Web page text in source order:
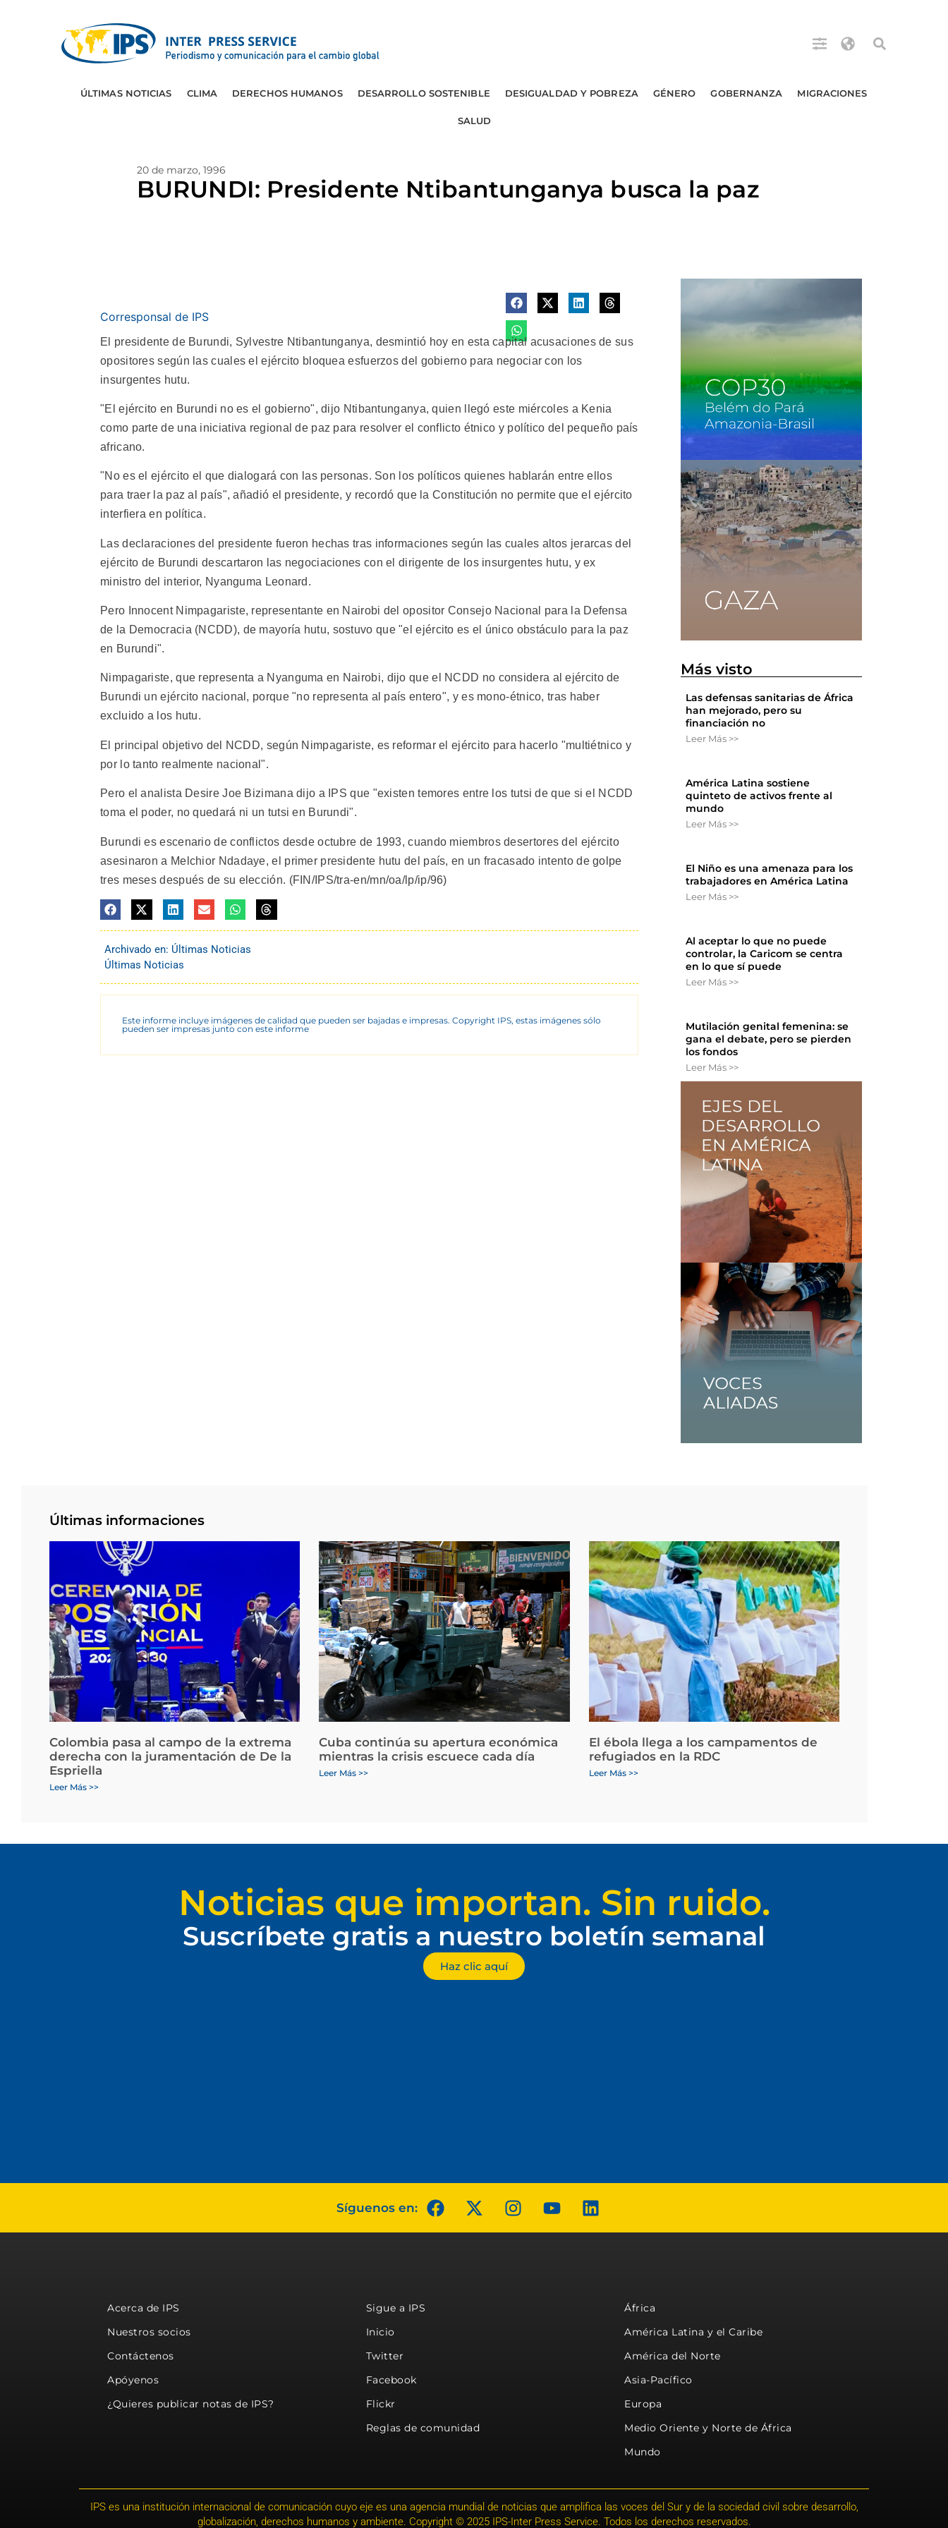
ÚLTIMAS NOTICIAS CLIMA DERECHOS HUMANOS DESARROLLO SOSTENIBLE DESIGUALDAD Y POBREZA GÉNERO GOBERNANZA MIGRACIONES
SALUD
20 de marzo, 1996
BURUNDI: Presidente Ntibantunganya busca la paz
Corresponsal de IPS
El presidente de Burundi, Sylvestre Ntibantunganya, desmintió hoy en esta capital acusaciones de sus
opositores según las cuales el ejército bloquea esfuerzos del gobierno para negociar con los
insurgentes hutu.
"El ejército en Burundi no es el gobierno", dijo Ntibantunganya, quien llegó este miércoles a Kenia
como parte de una iniciativa regional de paz para resolver el conflicto étnico y político del pequeño país
africano.
"No es el ejército el que dialogará con las personas. Son los políticos quienes hablarán entre ellos
para traer la paz al país", añadió el presidente, y recordó que la Constitución no permite que el ejército
interfiera en política.
Las declaraciones del presidente fueron hechas tras informaciones según las cuales altos jerarcas del
ejército de Burundi descartaron las negociaciones con el dirigente de los insurgentes hutu, y ex
ministro del interior, Nyanguma Leonard.
Pero Innocent Nimpagariste, representante en Nairobi del opositor Consejo Nacional para la Defensa
de la Democracia (NCDD), de mayoría hutu, sostuvo que "el ejército es el único obstáculo para la paz
en Burundi".
Nimpagariste, que representa a Nyanguma en Nairobi, dijo que el NCDD no considera al ejército de
Burundi un ejército nacional, porque "no representa al país entero", y es mono-étnico, tras haber
excluido a los hutu.
El principal objetivo del NCDD, según Nimpagariste, es reformar el ejército para hacerlo "multiétnico y
por lo tanto realmente nacional".
Pero el analista Desire Joe Bizimana dijo a IPS que "existen temores entre los tutsi de que si el NCDD
toma el poder, no quedará ni un tutsi en Burundi".
Burundi es escenario de conflictos desde octubre de 1993, cuando miembros desertores del ejército
asesinaron a Melchior Ndadaye, el primer presidente hutu del país, en un fracasado intento de golpe
tres meses después de su elección. (FIN/IPS/tra-en/mn/oa/lp/ip/96)
Archivado en: Últimas Noticias
Últimas Noticias
Este informe incluye imágenes de calidad que pueden ser bajadas e impresas. Copyright IPS, estas imágenes sólo
pueden ser impresas junto con este informe
Más visto
Las defensas sanitarias de África
han mejorado, pero su
financiación no
Leer Más >>
América Latina sostiene
quinteto de activos frente al
mundo
Leer Más >>
El Niño es una amenaza para los
trabajadores en América Latina
Leer Más >>
Al aceptar lo que no puede
controlar, la Caricom se centra
en lo que sí puede
Leer Más >>
Mutilación genital femenina: se
gana el debate, pero se pierden
los fondos
Leer Más >>
Últimas informaciones
Colombia pasa al campo de la extrema
derecha con la juramentación de De la
Espriella
Leer Más >>
Cuba continúa su apertura económica
mientras la crisis escuece cada día
Leer Más >>
El ébola llega a los campamentos de
refugiados en la RDC
Leer Más >>
Noticias que importan. Sin ruido.
Suscríbete gratis a nuestro boletín semanal
Haz clic aquí
Síguenos en:
Acerca de IPS
Nuestros socios
Contáctenos
Apóyenos
¿Quieres publicar notas de IPS?
Sigue a IPS
Inicio
Twitter
Facebook
Flickr
Reglas de comunidad
África
América Latina y el Caribe
América del Norte
Asia-Pacífico
Europa
Medio Oriente y Norte de África
Mundo
IPS es una institución internacional de comunicación cuyo eje es una agencia mundial de noticias que amplifica las voces del Sur y de la sociedad civil sobre desarrollo,
globalización, derechos humanos y ambiente. Copyright © 2025 IPS-Inter Press Service. Todos los derechos reservados.